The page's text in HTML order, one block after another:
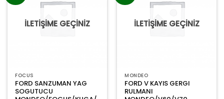
İLETİŞİME GEÇİNİZ
FOCUS
FORD SANZUMAN YAG
SOGUTUCU
İLETİŞİME GEÇİNİZ
MONDEO
FORD V KAYIS GERGI
RULMANI